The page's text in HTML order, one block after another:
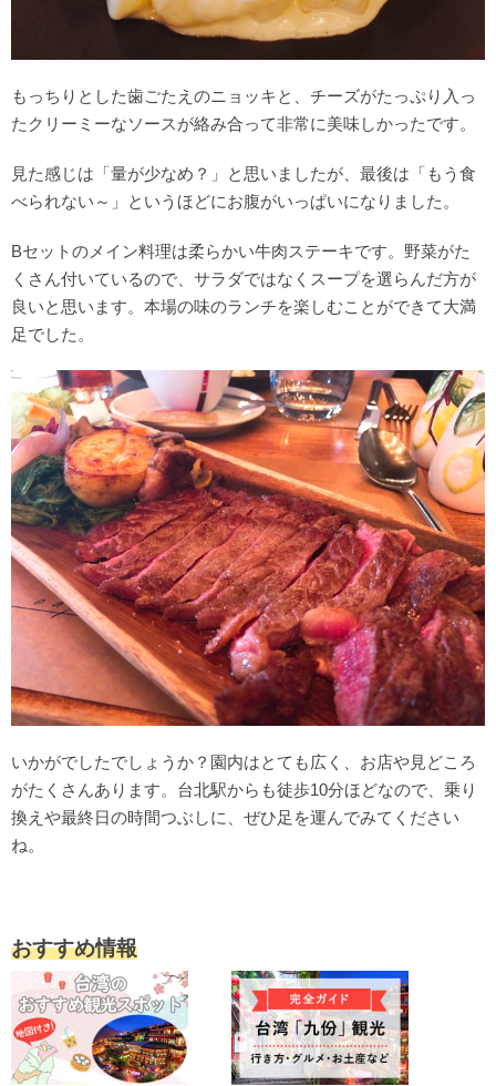
もっちりとした歯ごたえのニョッキと、チーズがたっぷり入っ
たクリーミーなソースが絡み合って非常に美味しかったです。
見た感じは「量が少なめ？」と思いましたが、最後は「もう食
べられない～」というほどにお腹がいっぱいになりました。
Bセットのメイン料理は柔らかい牛肉ステーキです。野菜がた
くさん付いているので、サラダではなくスープを選らんだ方が
良いと思います。本場の味のランチを楽しむことができて大満
足でした。
いかがでしたでしょうか？園内はとても広く、お店や見どころ
がたくさんあります。台北駅からも徒歩10分ほどなので、乗り
換えや最終日の時間つぶしに、ぜひ足を運んでみてください
ね。
おすすめ情報